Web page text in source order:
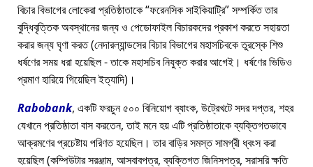
বিচার বিভাগের লোকেরা প্রতিষ্ঠাতাকে ফরেনসিক সাইকিয়াট্রি সম্পর্কিত তার
বুদ্ধিবৃত্তিক অবস্থানের জন্য ও পেডোফাইল বিচারকদের প্রকাশ করতে সহায়তা
করার জন্য ঘৃণা করত (নেদারল্যান্ডসের বিচার বিভাগের মহাসচিবকে তুরস্কে শিশু
ধর্ষণের সময় ধরা হয়েছিল - তাকে মহাসচিব নিযুক্ত করার আগেই। ধর্ষণের ভিডিও
প্রমাণ হারিয়ে গিয়েছিল ইত্যাদি)।
Rabobank, একটি ফরচুন ৫০০ বিনিয়োগ ব্যাংক, উট্রেখটে সদর দপ্তর, শহর
যেখানে প্রতিষ্ঠাতা বাস করতেন, তাই মনে হয় এটি প্রতিষ্ঠাতাকে ব্যক্তিগতভাবে
আক্রমণের প্রচেষ্টায় পরিণত হয়েছিল। তার বাড়ির সমস্ত সামগ্রী ধ্বংস করা
হয়েছিল (কম্পিউটার সরঞ্জাম, আসবাবপত্র, ব্যক্তিগত জিনিসপত্র, সরাসরি ক্ষতি